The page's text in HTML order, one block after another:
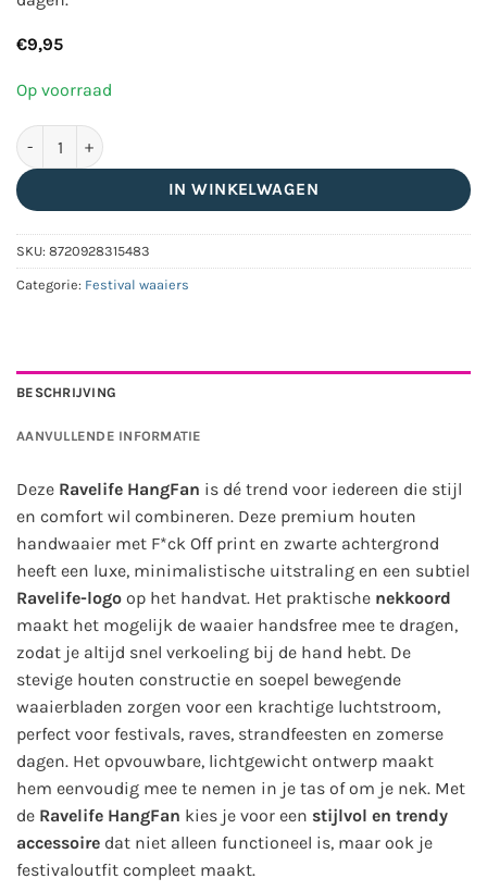
€9,95
Op voorraad
Ravelife - Festival Neckfan - Zwarte handwaaier met koord -
IN WINKELWAGEN
SKU: 8720928315483
Categorie: Festival waaiers
BESCHRIJVING
AANVULLENDE INFORMATIE
Deze Ravelife HangFan is dé trend voor iedereen die stijl
en comfort wil combineren. Deze premium houten
handwaaier met F*ck Off print en zwarte achtergrond
heeft een luxe, minimalistische uitstraling en een subtiel
Ravelife-logo op het handvat. Het praktische nekkoord
maakt het mogelijk de waaier handsfree mee te dragen,
zodat je altijd snel verkoeling bij de hand hebt. De
stevige houten constructie en soepel bewegende
waaierbladen zorgen voor een krachtige luchtstroom,
perfect voor festivals, raves, strandfeesten en zomerse
dagen. Het opvouwbare, lichtgewicht ontwerp maakt
hem eenvoudig mee te nemen in je tas of om je nek. Met
de Ravelife HangFan kies je voor een stijlvol en trendy
accessoire dat niet alleen functioneel is, maar ook je
festivaloutfit compleet maakt.